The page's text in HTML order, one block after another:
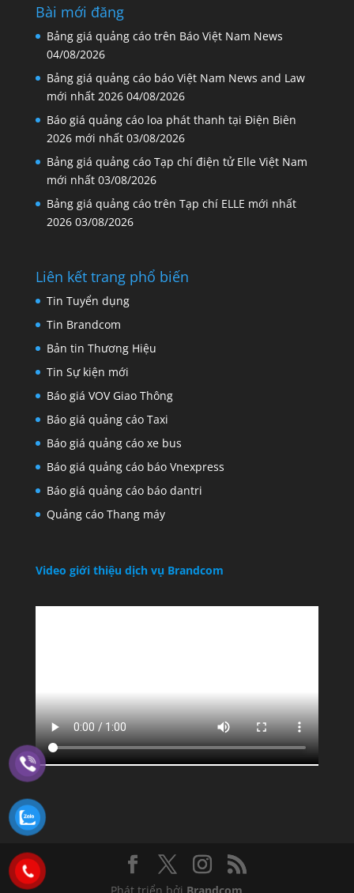
Bài mới đăng
Bảng giá quảng cáo trên Báo Việt Nam News
04/08/2026
Bảng giá quảng cáo báo Việt Nam News and Law
mới nhất 2026 04/08/2026
Báo giá quảng cáo loa phát thanh tại Điện Biên
2026 mới nhất 03/08/2026
Bảng giá quảng cáo Tạp chí điện tử Elle Việt Nam
mới nhất 03/08/2026
Bảng giá quảng cáo trên Tạp chí ELLE mới nhất
2026 03/08/2026
Liên kết trang phổ biến
Tin Tuyển dụng
Tin Brandcom
Bản tin Thương Hiệu
Tin Sự kiện mới
Báo giá VOV Giao Thông
Báo giá quảng cáo Taxi
Báo giá quảng cáo xe bus
Báo giá quảng cáo báo Vnexpress
Báo giá quảng cáo báo dantri
Quảng cáo Thang máy
Video giới thiệu dịch vụ Brandcom
Phát triển bởi Brandcom